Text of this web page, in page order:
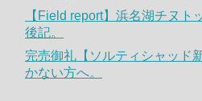
【Field report】浜名湖チヌト
後記。
完売御礼【ソルティシャッド
かない方へ。